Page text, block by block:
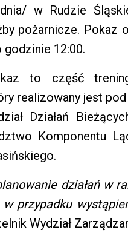
w Rudzie
pożarnicze. Pokaz
godzinie 12:00.
to część
realizowany jest
Działań
Komponentu
działań w
przypadku
Wydział